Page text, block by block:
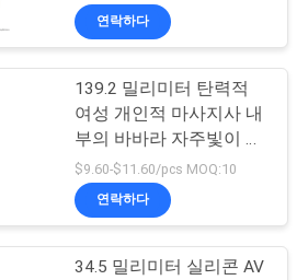
마사지사
26
성교 장난감
연락하다
139.2 밀리미터 탄력적
여성 개인적 마사지사 내
부의 바바라 자주빛이 실
리콘 진동자
$9.60-$11.60/pcs MOQ:10
연락하다
34.5 밀리미터 실리콘 AV